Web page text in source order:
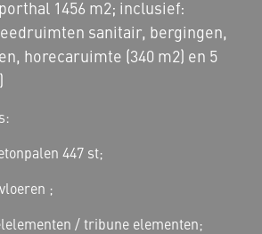
1456 m2; inclusief:
sanitair, bergingen,
horecaruimte (340 m2) en 5
447 st;
;
/ tribune elementen;